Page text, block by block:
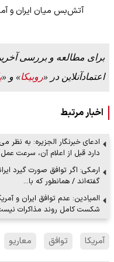
آتش‌بس میان ایران و
برای مطالعه و بررسی
اعتمادآنلاین در «روبیکا» و «
اخبار مرتبط
ادعای خبرنگار الجزیره: به
دارد قبل از اعلام آن، سرعت
ارمکی: اگر توافق صورت گیرد
گفته‌اند / همانطور که با…
المیادین: عدم توافق ایران و
شکست کامل روند مذاکرات
آمریکا توافق معاریو